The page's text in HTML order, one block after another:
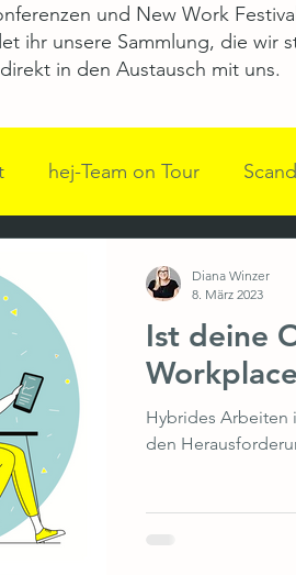
und New Work
ihr unsere Sammlung, die
in den Austausch mit uns.
hej-Team on Tour
Führung WWN
Change & Kommunikation
Transformation
Ist deine
Hybrides Arbeiten
den
Diana Winzer
8. März 2023